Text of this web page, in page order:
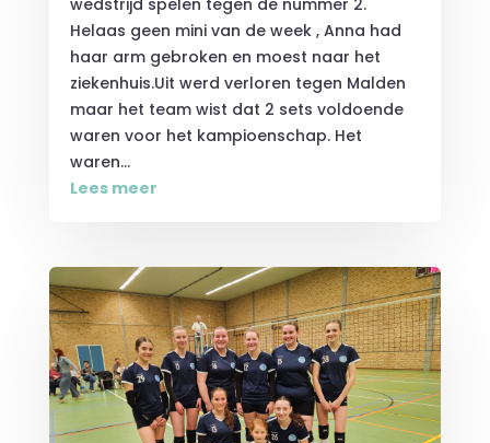
wedstrijd spelen tegen de nummer 2.
Helaas geen mini van de week , Anna had
haar arm gebroken en moest naar het
ziekenhuis.Uit werd verloren tegen Malden
maar het team wist dat 2 sets voldoende
waren voor het kampioenschap. Het
waren...
Lees meer